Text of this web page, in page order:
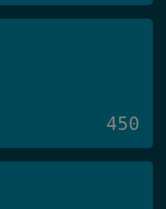
450